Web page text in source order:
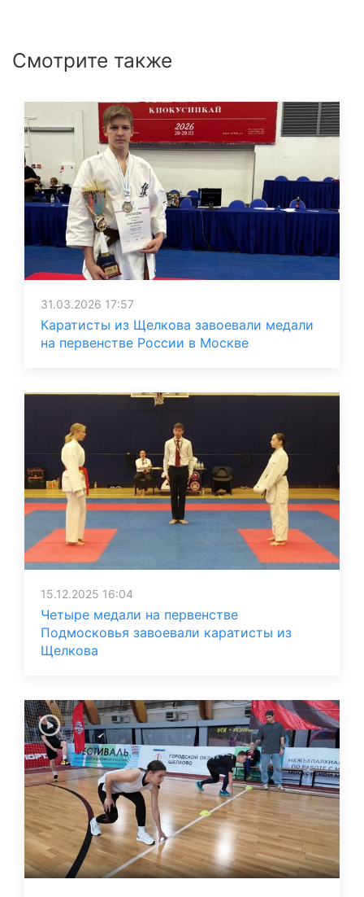
Смотрите также
31.03.2026 17:57
Каратисты из Щелкова завоевали медали
на первенстве России в Москве
15.12.2025 16:04
Четыре медали на первенстве
Подмосковья завоевали каратисты из
Щелкова